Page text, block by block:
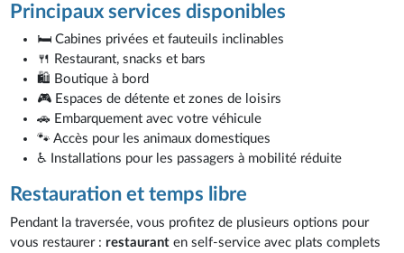
Principaux services disponibles
🛏️ Cabines privées et fauteuils inclinables
🍴 Restaurant, snacks et bars
🛍️ Boutique à bord
🎮 Espaces de détente et zones de loisirs
🚗 Embarquement avec votre véhicule
🐾 Accès pour les animaux domestiques
♿ Installations pour les passagers à mobilité réduite
Restauration et temps libre
Pendant la traversée, vous profitez de plusieurs options pour
vous restaurer : restaurant en self-service avec plats complets